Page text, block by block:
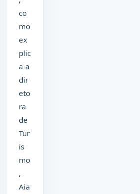
co
mo
ex
plic
a a
dir
eto
ra
de
Tur
is
mo
,
Aia